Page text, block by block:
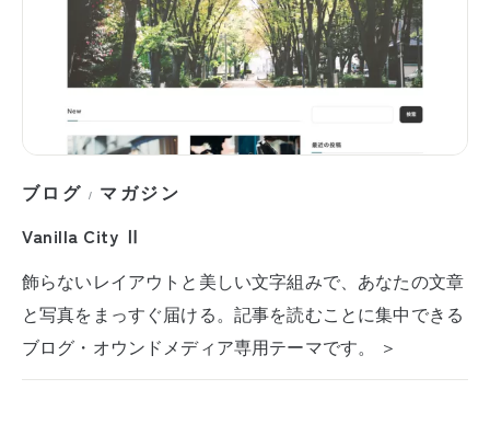
ブログ / マガジン
Vanilla City Ⅱ
飾らないレイアウトと美しい文字組みで、あなたの文章
と写真をまっすぐ届ける。記事を読むことに集中できる
ブログ・オウンドメディア専用テーマです。 ＞